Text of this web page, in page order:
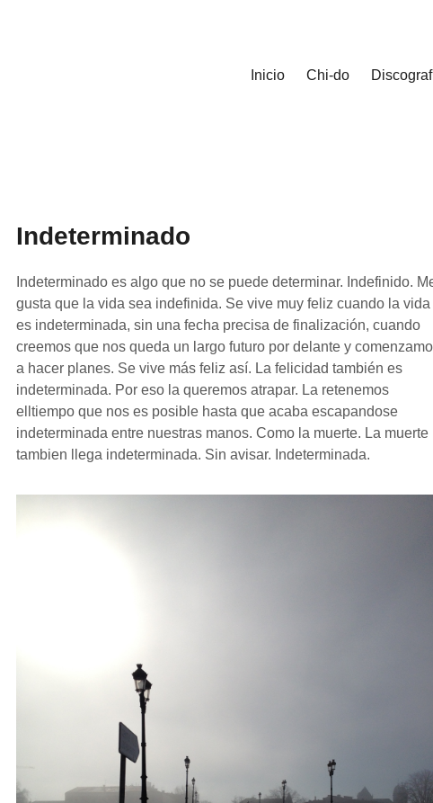
Inicio Chi-do
Indeterminado
Indeterminado es algo que no se puede determinar. Indefinido.
gusta que la vida sea indefinida. Se vive muy feliz cuando la vida
es indeterminada, sin una fecha precisa de finalización, cuando
creemos que nos queda un largo futuro por delante y
a hacer planes. Se vive más feliz así. La felicidad también es
indeterminada. Por eso la queremos atrapar. La retenemos
elltiempo que nos es posible hasta que acaba escapandose
indeterminada entre nuestras manos. Como la muerte. La muerte
tambien llega indeterminada. Sin avisar. Indeterminada.